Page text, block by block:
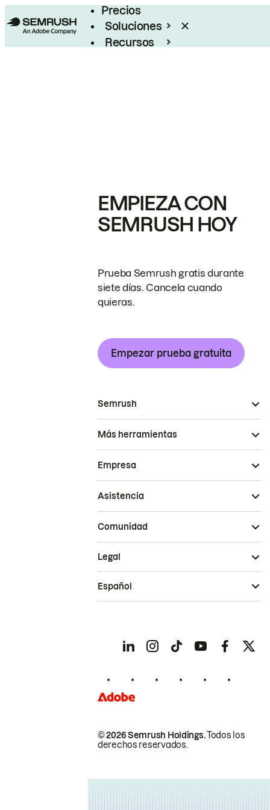
Precios
Soluciones
Recursos
EMPIEZA CON
SEMRUSH HOY
Prueba Semrush gratis durante
siete días. Cancela cuando
quieras.
Empezar prueba gratuita
Semrush
Más herramientas
Empresa
Asistencia
Comunidad
© 2026 Semrush Holdings.Todos los
derechos reservados.
Legal
Español